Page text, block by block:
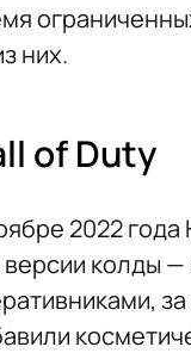
них.
of Duty
2022
версии колды